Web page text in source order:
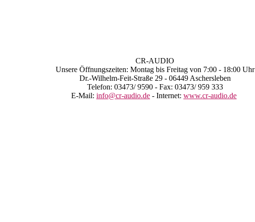
CR-AUDIO
Unsere Öffnungszeiten: Montag bis Freitag von 7:00 - 18:00 Uhr
Dr.-Wilhelm-Feit-Straße 29 - 06449 Aschersleben
Telefon: 03473/ 9590 - Fax: 03473/ 959 333
E-Mail: info@cr-audio.de - Internet: www.cr-audio.de